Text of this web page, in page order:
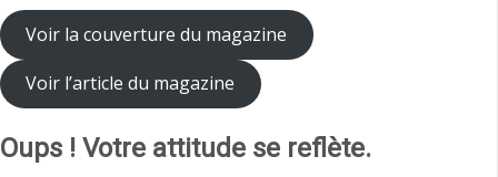
Voir la couverture du magazine
Voir l’article du magazine
Oups ! Votre attitude se reflète.